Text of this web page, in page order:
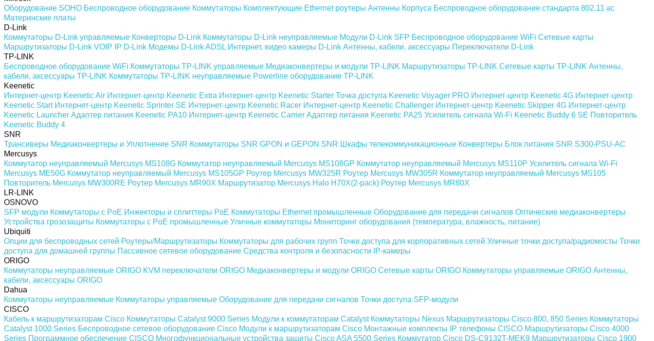
Оборудование SOHO Беспроводное оборудование Коммутаторы Комплектующие Ethernet роутеры Антенны Корпуса Беспроводное оборудование стандарта 802.11 ас
Материнские платы
D-Link
Коммутаторы D-Link управляемые Конверторы D-Link Коммутаторы D-Link неуправляемые Модули D-Link SFP Беспроводное оборудование WiFi Сетевые карты
Маршрутизаторы D-Link VOIP IP D-Link Модемы D-Link ADSL Интернет, видео камеры D-Link Антенны, кабели, аксессуары Переключатели D-Link
TP-LINK
Беспроводное оборудование WiFi Коммутаторы TP-LINK управляемые Медиаконвертеры и модули TP-LINK Маршрутизаторы TP-LINK Сетевые карты TP-LINK Антенны,
кабели, аксессуары TP-LINK Коммутаторы TP-LINK неуправляемые Powerline оборудование TP-LINK
Keenetic
Интернет-центр Keenetic Air Интернет-центр Keenetic Extra Интернет-центр Keenetic Starter Точка доступа Keenetic Voyager PRO Интернет-центр Keenetic 4G Интернет-центр
Keenetic Start Интернет-центр Keenetic Sprinter SE Интернет-центр Keenetic Racer Интернет-центр Keenetic Challenger Интернет-центр Keenetic Skipper 4G Интернет-центр
Keenetic Launcher Адаптер питания Keenetic PA10 Интернет-центр Keenetic Carrier Адаптер питания Keenetic PA25 Усилитель сигнала Wi-Fi Keenetic Buddy 6 SE Повторитель
Keenetic Buddy 4
SNR
Трансиверы Медиаконвертеры и Уплотнение SNR Коммутаторы SNR GPON и GEPON SNR Шкафы телекоммуникационные Конвертеры Блок питания SNR S300-PSU-AC
Mercusys
Коммутатор неуправляемый Mercusys MS108G Коммутатор неуправляемый Mercusys MS108GP Коммутатор неуправляемый Mercusys MS110P Усилитель сигнала Wi-Fi
Mercusys ME50G Коммутатор неуправляемый Mercusys MS105GP Роутер Mercusys MW325R Роутер Mercusys MW305R Коммутатор неуправляемый Mercusys MS105
Повторитель Mercusys MW300RE Роутер Mercusys MR90X Маршрутизатор Mercusys Halo H70X(2-pack) Роутер Mercusys MR80X
LR-LINK
OSNOVO
SFP модули Коммутаторы c PoE Инжекторы и сплиттеры PoE Коммутаторы Ethernet промышленные Оборудование для передачи сигналов Оптические медиаконвертеры
Устройства грозозащиты Коммутаторы с PoE промышленные Уличные коммутаторы Мониторинг оборудования (температура, влажность, питание)
Ubiquiti
Опции для беспроводных сетей Роутеры/Маршрутизаторы Коммутаторы для рабочих групп Точки доступа для корпоративных сетей Уличные точки доступа/радиомосты Точки
доступа для домашней группы Пассивное сетевое оборудование Средства контроля и безопасности
IP-камеры
ORIGO
Коммутаторы неуправляемые ORIGO KVM переключатели ORIGO Медиаконвертеры и модули ORIGO Сетевые карты ORIGO Коммутаторы управляемые ORIGO Антенны,
кабели, аксессуары ORIGO
Dahua
Коммутаторы неуправляемые Коммутаторы управляемые Оборудование для передачи сигналов Точки доступа SFP-модули
CISCO
Кабель к маршрутизаторам Cisco Коммутаторы Catalyst 9000 Series Модули к коммутаторам Catalyst Коммутаторы Nexus Маршрутизаторы Cisco 800, 850 Series Коммутаторы
Catalyst 1000 Series Беспроводное сетевое оборудование Cisco Модули к маршрутизаторам Cisco Монтажные комплекты IP телефоны СISCO Маршрутизаторы Cisco 4000
Series Программное обеспечение СISCO Многофункциональные устройства защиты Cisco ASA 5500 Series Коммутатор Cisco DS-C9132T-MEK9 Маршрутизаторы Cisco 1900